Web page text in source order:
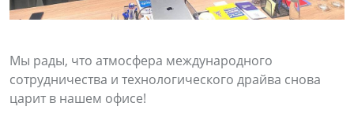
Мы рады, что атмосфера международного
сотрудничества и технологического драйва снова
царит в нашем офисе!